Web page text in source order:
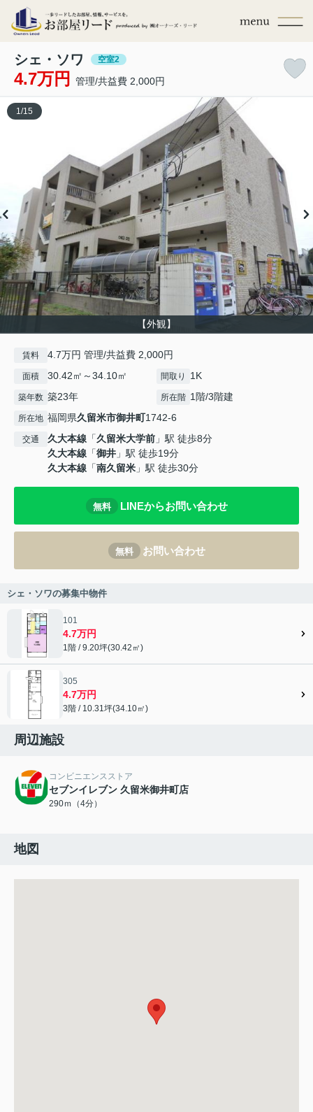
シェ・ソワ 空室2
4.7万円 管理/共益費 2,000円
【外観】
1 /15
賃料 4.7万円 管理/共益費 2,000円
面積 30.42㎡～34.10㎡ 間取り 1K
築年数 築23年 所在階 1階/3階建
所在地 福岡県久留米市御井町1742-6
交通 久大本線 「久留米大学前 」駅 徒歩8分
久大本線 「御井 」駅 徒歩19分
久大本線 「南久留米 」駅 徒歩30分
無料 LINEからお問い合わせ
無料 お問い合わせ
シェ・ソワの募集中物件
101
4.7万円
1階 / 9.20坪(30.42㎡)
305
4.7万円
3階 / 10.31坪(34.10㎡)
周辺施設
コンビニエンスストア
セブンイレブン 久留米御井町店
290ｍ（4分）
地図